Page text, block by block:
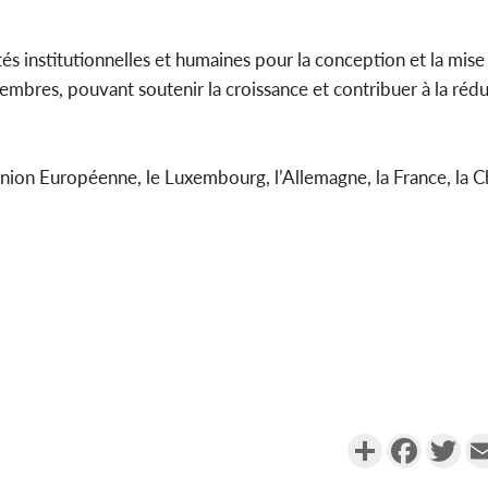
institutionnelles et humaines pour la conception et la
pouvant soutenir la croissance et contribuer à la
Européenne, le Luxembourg, l’Allemagne, la France, la
Partager